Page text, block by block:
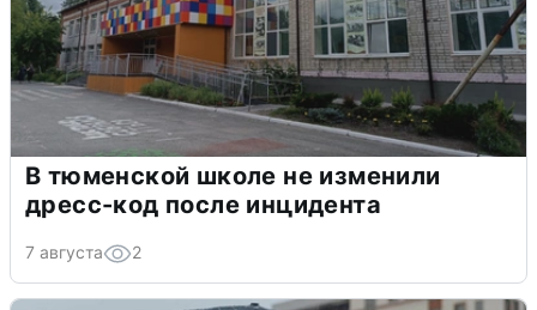
В тюменской школе не изменили
дресс-код после инцидента
7 августа 2